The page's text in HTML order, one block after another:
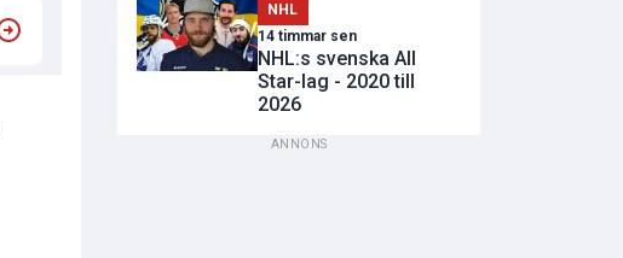
NHL
14 timmar sen
NHL:s svenska All
Star-lag - 2020 till
2026
ANNONS